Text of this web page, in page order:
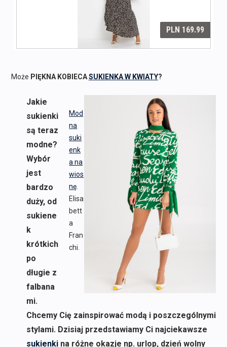
Może PIĘKNA KOBIECASUKIENKA W KWIATY?
Mod
na
suki
enk
a na
wios
nę
Elisa
bett
a
Fran
chi.
Jakie
sukienki
są teraz
modne?
Wybór
jest
bardzo
duży, od
sukiene
k
krótkich
po
długie z
falbana
mi.
Chcemy Cię zainspirować modą i poszczególnymi
stylami. Dzisiaj przedstawiamy Ci najciekawsze
sukienkina różne okazje np. urlop, dzień wolny